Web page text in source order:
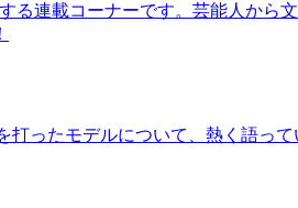
連載コーナーです。芸能人から
ったモデルについて、熱く語って